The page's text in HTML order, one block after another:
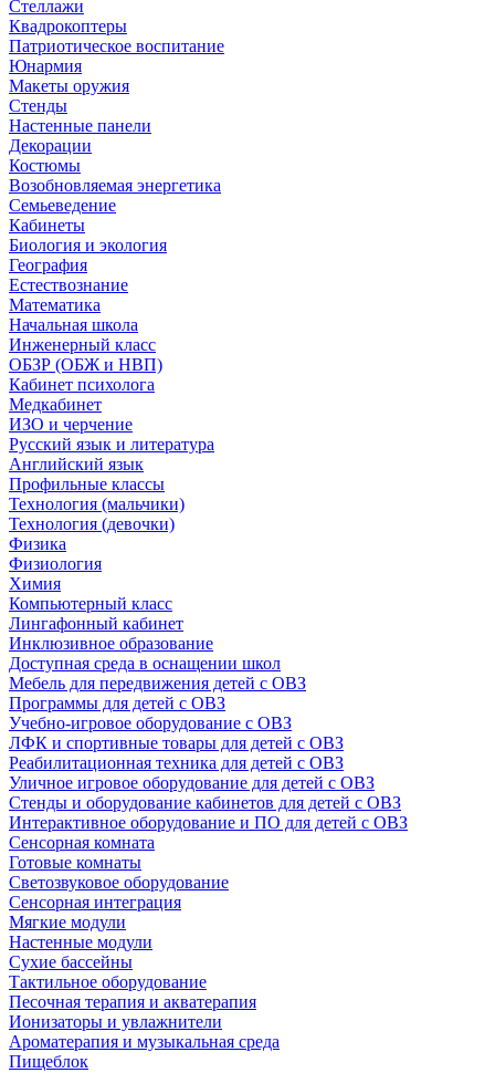
Стеллажи
Квадрокоптеры
Патриотическое воспитание
Юнармия
Макеты оружия
Стенды
Настенные панели
Декорации
Костюмы
Возобновляемая энергетика
Семьеведение
Кабинеты
Биология и экология
География
Естествознание
Математика
Начальная школа
Инженерный класс
ОБЗР (ОБЖ и НВП)
Кабинет психолога
Медкабинет
ИЗО и черчение
Русский язык и литература
Английский язык
Профильные классы
Технология (мальчики)
Технология (девочки)
Физика
Физиология
Химия
Компьютерный класс
Лингафонный кабинет
Инклюзивное образование
Доступная среда в оснащении школ
Мебель для передвижения детей с ОВЗ
Программы для детей с ОВЗ
Учебно-игровое оборудование с ОВЗ
ЛФК и спортивные товары для детей с ОВЗ
Реабилитационная техника для детей с ОВЗ
Уличное игровое оборудование для детей с ОВЗ
Стенды и оборудование кабинетов для детей с ОВЗ
Интерактивное оборудование и ПО для детей с ОВЗ
Сенсорная комната
Готовые комнаты
Светозвуковое оборудование
Сенсорная интеграция
Мягкие модули
Настенные модули
Сухие бассейны
Тактильное оборудование
Песочная терапия и акватерапия
Ионизаторы и увлажнители
Ароматерапия и музыкальная среда
Пищеблок